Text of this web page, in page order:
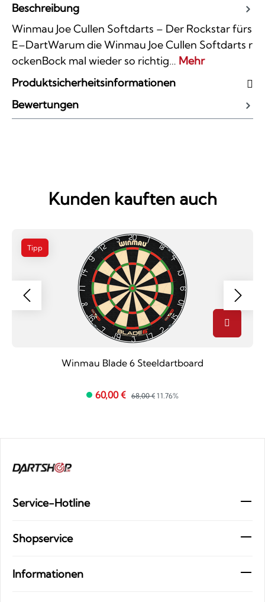
Beschreibung
Winmau Joe Cullen Softdarts – Der Rockstar fürs
E–DartWarum die Winmau Joe Cullen Softdarts r
ockenBock mal wieder so richtig… Mehr
Produktsicherheitsinformationen
Bewertungen
Kunden kauften auch
Tipp
Winmau Blade 6 Steeldartboard
60,00 € 68,00 € 11.76%
Service-Hotline
Shopservice
Informationen